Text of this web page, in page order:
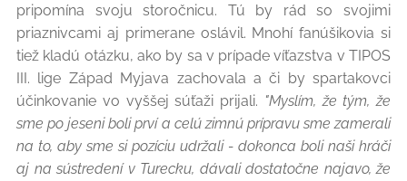
pripomína svoju storočnicu. Tú by rád so svojimi
priaznivcami aj primerane oslávil. Mnohí fanúšikovia si
tiež kladú otázku, ako by sa v prípade víťazstva v TIPOS
III. lige Západ Myjava zachovala a či by spartakovci
účinkovanie vo vyššej súťaži prijali. "Myslím, že tým, že
sme po jeseni boli prví a celú zimnú prípravu sme zamerali
na to, aby sme si pozíciu udržali - dokonca boli naši hráči
aj na sústredení v Turecku, dávali dostatočne najavo, že